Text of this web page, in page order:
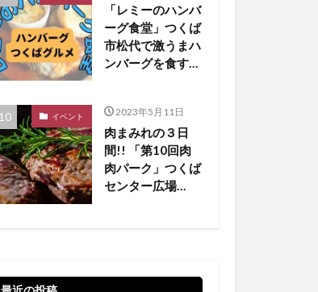
「レミーのハンバ
ーグ食堂」つくば
市松代で激うまハ
ンバーグを食す
イベント 2023年5月11日
肉まみれの３日
間!! 「第10回肉
肉パーク」つくば
センター広場